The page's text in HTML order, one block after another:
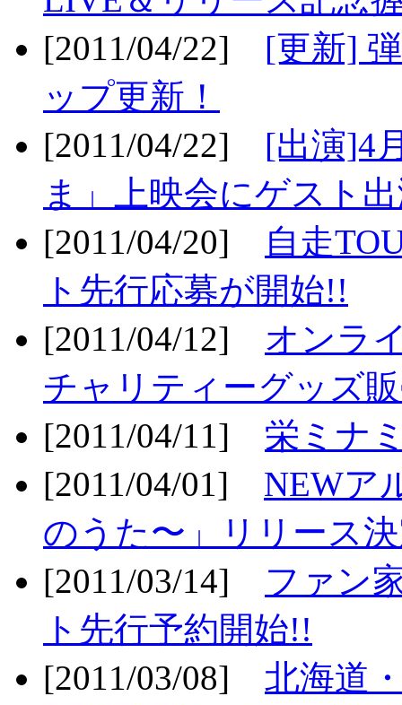
[2011/04/22] [更新]
ップ更新！
[2011/04/22] [出演]4
ま」上映会にゲスト
[2011/04/20]
自走
ト先行応募が開始!!
[2011/04/12] オンラ
チャリティーグッズ
[2011/04/11] 栄ミナ
[2011/04/01] NEWア
のうた〜」リリース
[2011/03/14] ファン
ト先行予約開始!!
[2011/03/08] 北海道